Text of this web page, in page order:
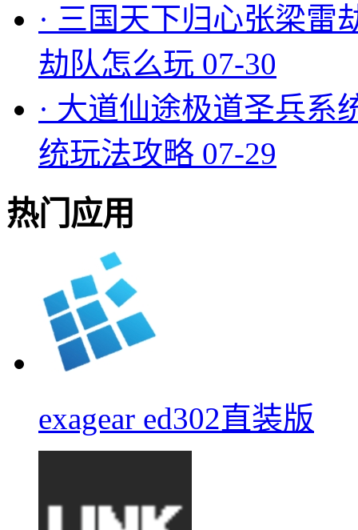
· 三国天下归心张梁雷
劫队怎么玩 07-30
· 大道仙途极道圣兵系
统玩法攻略 07-29
热门应用
exagear ed302直装版